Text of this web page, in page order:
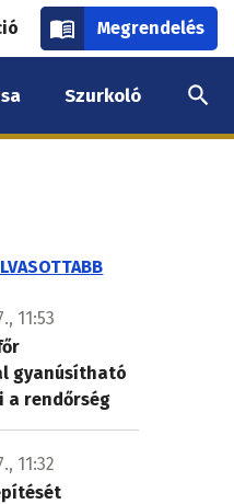
Megrendelés
Szurkoló
11:53
gyanúsítható
rendőrség
11:32